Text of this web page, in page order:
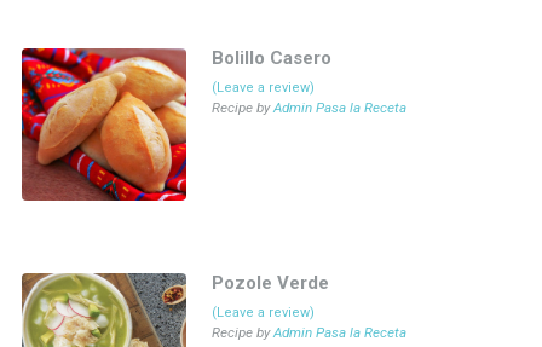
Bolillo Casero
(Leave a review)
Recipe byAdmin Pasa la Receta
Pozole Verde
(Leave a review)
Recipe byAdmin Pasa la Receta